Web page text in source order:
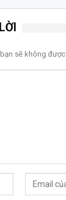
sẽ không